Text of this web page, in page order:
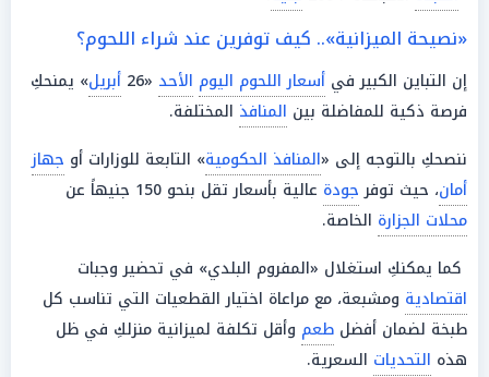
«نصيحة الميزانية».. كيف توفرين عند شراء اللحوم؟
إن التباين الكبير في أسعار اللحوم اليوم الأحد «26 أبريل» يمنحكِ
فرصة ذكية للمفاضلة بين المنافذ المختلفة.
ننصحكِ بالتوجه إلى «المنافذ الحكومية» التابعة للوزارات أو جهاز
أمان، حيث توفرجودة عالية بأسعار تقل بنحو 150 جنيهاً عن
محلات الجزارة الخاصة.
كما يمكنكِ استغلال «المفروم البلدي» في تحضير وجبات
اقتصادية ومشبعة، مع مراعاة اختيار القطعيات التي تناسب كل
طبخة لضمان أفضل طعم وأقل تكلفة لميزانية منزلكِ في ظل
هذه التحديات السعرية.